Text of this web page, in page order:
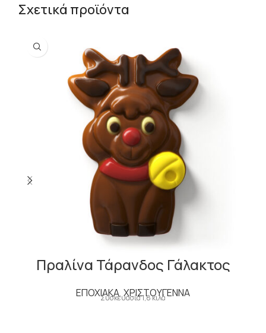
Σχετικά προϊόντα
Πραλίνα Τάρανδος Γάλακτος
ΕΠΟΧΙΑΚΑ, ΧΡΙΣΤΟΥΓΕΝΝΑ
Συσκευασία 1,8 κιλά